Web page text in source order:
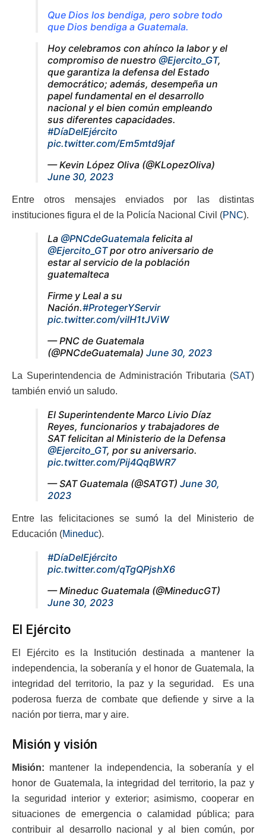
Que Dios los bendiga, pero sobre todo
que Dios bendiga a Guatemala.
Hoy celebramos con ahínco la labor y el
compromiso de nuestro @Ejercito_GT,
que garantiza la defensa del Estado
democrático; además, desempeña un
papel fundamental en el desarrollo
nacional y el bien común empleando
sus diferentes capacidades.
#DíaDelEjército
pic.twitter.com/Em5mtd9jaf
— Kevin López Oliva (@KLopezOliva)
June 30, 2023
Entre otros mensajes enviados por las distintas
instituciones figura el de la Policía Nacional Civil (PNC).
La @PNCdeGuatemala felicita al
@Ejercito_GTpor otro aniversario de
estar al servicio de la población
guatemalteca
Firme y Leal a su
Nación.#ProtegerYServir
pic.twitter.com/vilH1tJViW
— PNC de Guatemala
(@PNCdeGuatemala) June 30, 2023
La Superintendencia de Administración Tributaria (SAT)
también envió un saludo.
El Superintendente Marco Livio Díaz
Reyes, funcionarios y trabajadores de
SAT felicitan al Ministerio de la Defensa
@Ejercito_GT, por su aniversario.
pic.twitter.com/Pij4QqBWR7
— SAT Guatemala (@SATGT) June 30,
2023
Entre las felicitaciones se sumó la del Ministerio de
Educación (Mineduc).
#DíaDelEjército
pic.twitter.com/qTgQPjshX6
— Mineduc Guatemala (@MineducGT)
June 30, 2023
El Ejército
El Ejército es la Institución destinada a mantener la
independencia, la soberanía y el honor de Guatemala, la
integridad del territorio, la paz y la seguridad. Es una
poderosa fuerza de combate que defiende y sirve a la
nación por tierra, mar y aire.
Misión y visión
Misión: mantener la independencia, la soberanía y el
honor de Guatemala, la integridad del territorio, la paz y
la seguridad interior y exterior; asimismo, cooperar en
situaciones de emergencia o calamidad pública; para
contribuir al desarrollo nacional y al bien común, por